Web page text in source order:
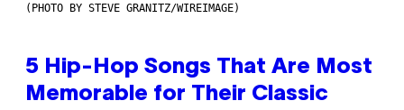
(PHOTO BY STEVE GRANITZ/WIREIMAGE)
5 Hip-Hop Songs That Are Most
Memorable for Their Classic